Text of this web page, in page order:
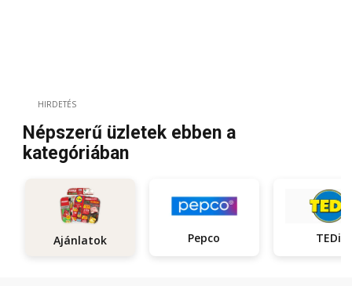
HIRDETÉS
Népszerű üzletek ebben a
kategóriában
Ajánlatok Pepco TEDi